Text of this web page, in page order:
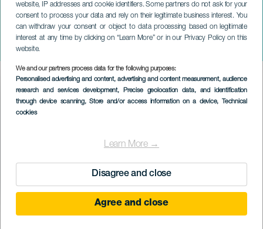
website, IP addresses and cookie identifiers. Some partners do not ask for your
consent to process your data and rely on their legitimate business interest. You
can withdraw your consent or object to data processing based on legitimate
interest at any time by clicking on “Learn More” or in our Privacy Policy on this
website.
We and our partners process data for the following purposes:
Personalised advertising and content, advertising and content measurement, audience
research and services development, Precise geolocation data, and identification
through device scanning, Store and/or access information on a device, Technical
cookies
Learn More →
Disagree and close
Agree and close
Los Remediosin juhlat
TENERIFFA
Imagen
Listado
September 2026